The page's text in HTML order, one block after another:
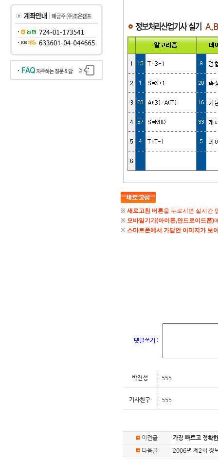
댓글쓰기 :
박진성 555
기사친구 555
이전글
가장 빠르고 정확
다음글
2006년 제2회 정